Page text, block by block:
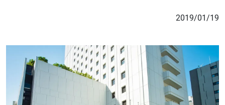
2019/01/19